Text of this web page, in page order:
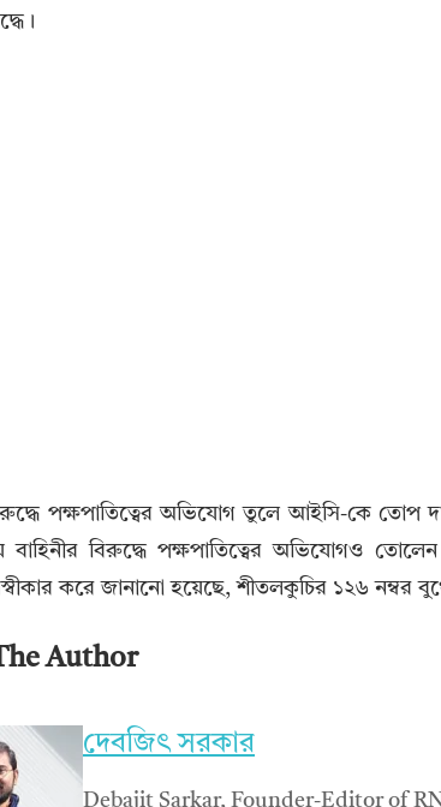
পক্ষপাতিত্বের অভিযোগ তুলে আইসি-কে তোপ
বাহিনীর বিরুদ্ধে পক্ষপাতিত্বের অভিযোগও
করে জানানো হয়েছে, শীতলকুচির ১২৬ নম্বর
Author
দেবজিৎ সরকার
Debajit Sarkar, Founder-Editor of